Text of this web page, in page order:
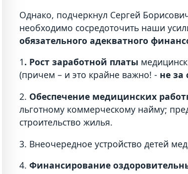
Однако, подчеркнул Сергей
необходимо сосредоточить наши
обязательного адекватного
1. Рост заработной платы
(причем – и это крайне важно! - не за
2. Обеспечение медицинских
льготному коммерческому найму;
строительство жилья.
3. Внеочередное устройство детей
4.Финансирование